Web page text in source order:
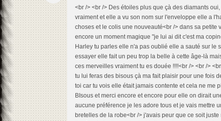
<br /> <br /> Des étoiles plus que çà des diamants
vraiment et elle a vu son nom sur l'enveloppe elle a
choses et le colis une nouveauté<br /> dans sa petite
encore un moment magique "je lui ai dit c'est ma
Harley tu parles elle n'a pas oublié elle a sauté sur le
essayer elle fait un peu trop la belle à cette âge-là
ces merveilles vraiment tu es douée !!!!<br /> <br />
tu lui feras des bisous çà ma fait plaisir pour une fois
toi car tu vois elle était jamais contente et cela ne me
BIsous et merci encore et encore pour elle on dirait
aucune préférence je les adore tous et je vais mettre
bretelles de la robe<br /> j'avais peur que ce soit